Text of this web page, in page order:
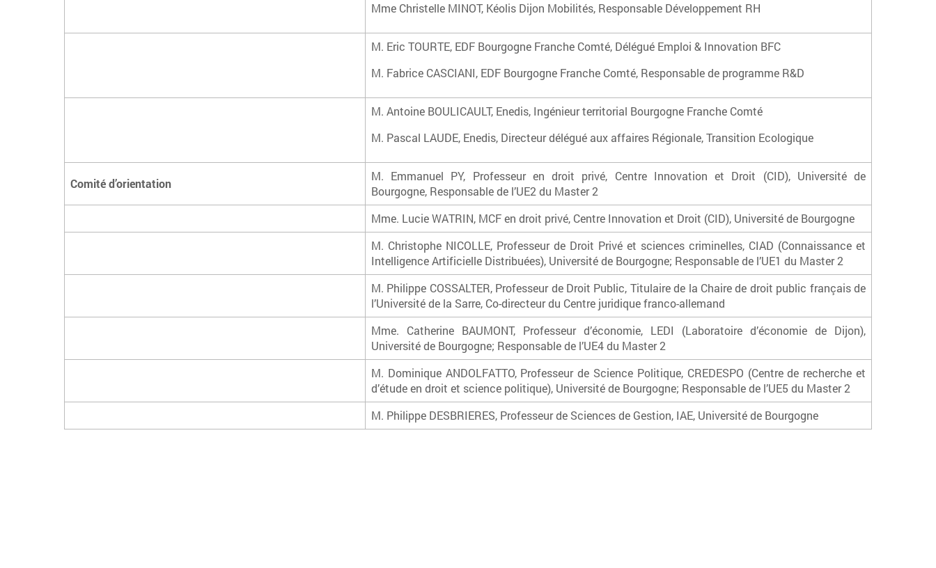
Mme Christelle MINOT, Kéolis Dijon Mobilités, Responsable Développement RH
M. Eric TOURTE, EDF Bourgogne Franche Comté, Délégué Emploi & Innovation BFC
M. Fabrice CASCIANI, EDF Bourgogne Franche Comté, Responsable de programme R&D
M. Antoine BOULICAULT, Enedis, Ingénieur territorial Bourgogne Franche Comté
M. Pascal LAUDE, Enedis, Directeur délégué aux affaires Régionale, Transition Ecologique
Comité d’orientation
M. Emmanuel PY, Professeur en droit privé, Centre Innovation et Droit (CID), Université de
Bourgogne, Responsable de l’UE2 du Master 2
Mme. Lucie WATRIN, MCF en droit privé, Centre Innovation et Droit (CID), Université de Bourgogne
M. Christophe NICOLLE, Professeur de Droit Privé et sciences criminelles, CIAD (Connaissance et
Intelligence Artificielle Distribuées), Université de Bourgogne; Responsable de l’UE1 du Master 2
M. Philippe COSSALTER, Professeur de Droit Public, Titulaire de la Chaire de droit public français de
l’Université de la Sarre, Co-directeur du Centre juridique franco-allemand
Mme. Catherine BAUMONT, Professeur d’économie, LEDI (Laboratoire d’économie de Dijon),
Université de Bourgogne; Responsable de l’UE4 du Master 2
M. Dominique ANDOLFATTO, Professeur de Science Politique, CREDESPO (Centre de recherche et
d’étude en droit et science politique), Université de Bourgogne; Responsable de l’UE5 du Master 2
M. Philippe DESBRIERES, Professeur de Sciences de Gestion, IAE, Université de Bourgogne